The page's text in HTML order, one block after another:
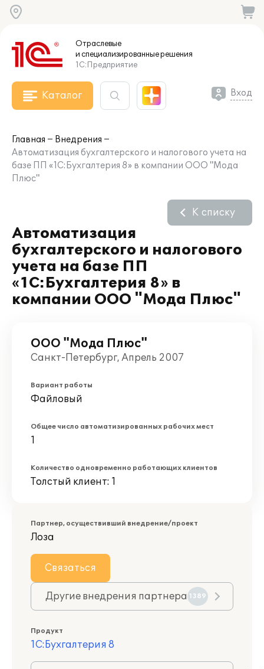
Отраслевые
и специализированныерешения
1С:Предприятие
Каталог Вход
Главная
Внедрения
Автоматизация бухгалтерского и налогового учета на
базе ПП «1С:Бухгалтерия 8» в компании ООО "Мода
Плюс"
Автоматизация
бухгалтерского и налогового
учета на базе ПП
«1С:Бухгалтерия 8» в
компании ООО "Мода Плюс"
К списку
ООО "Мода Плюс"
Санкт-Петербург, Апрель 2007
Вариант работы
Файловый
Общее число автоматизированных рабочих мест
1
Количество одновременно работающих клиентов
Толстый клиент: 1
Партнер, осуществивший внедрение/проект
Лоза
Связаться
Другие внедрения партнера 1389
Продукт
1С:Бухгалтерия 8